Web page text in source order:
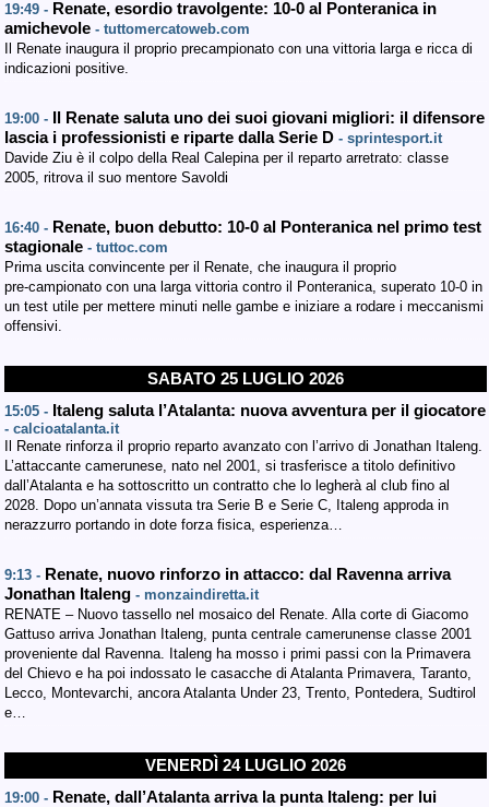
19:49 - Renate, esordio travolgente: 10-0 al Ponteranica in
amichevole - tuttomercatoweb.com
Il Renate inaugura il proprio precampionato con una vittoria larga e ricca di
indicazioni positive.
19:00 -
Il Renate saluta uno dei suoi giovani migliori: il difensore
lascia i professionisti e riparte dalla Serie D - sprintesport.it
Davide Ziu è il colpo della Real Calepina per il reparto arretrato: classe
2005, ritrova il suo mentore Savoldi
16:40 - Renate, buon debutto: 10-0 al Ponteranica nel primo test
stagionale - tuttoc.com
Prima uscita convincente per il Renate, che inaugura il proprio
pre‑campionato con una larga vittoria contro il Ponteranica, superato 10-0 in
un test utile per mettere minuti nelle gambe e iniziare a rodare i meccanismi
offensivi.
SABATO 25 LUGLIO 2026
15:05 - Italeng saluta l’Atalanta: nuova avventura per il giocatore
- calcioatalanta.it
Il Renate rinforza il proprio reparto avanzato con l’arrivo di Jonathan Italeng.
L’attaccante camerunese, nato nel 2001, si trasferisce a titolo definitivo
dall’Atalanta e ha sottoscritto un contratto che lo legherà al club fino al
2028. Dopo un’annata vissuta tra Serie B e Serie C, Italeng approda in
nerazzurro portando in dote forza fisica, esperienza…
9:13 - Renate, nuovo rinforzo in attacco: dal Ravenna arriva
Jonathan Italeng - monzaindiretta.it
RENATE – Nuovo tassello nel mosaico del Renate. Alla corte di Giacomo
Gattuso arriva Jonathan Italeng, punta centrale camerunense classe 2001
proveniente dal Ravenna. Italeng ha mosso i primi passi con la Primavera
del Chievo e ha poi indossato le casacche di Atalanta Primavera, Taranto,
Lecco, Montevarchi, ancora Atalanta Under 23, Trento, Pontedera, Sudtirol
e…
VENERDÌ 24 LUGLIO 2026
19:00 - Renate, dall’Atalanta arriva la punta Italeng: per lui